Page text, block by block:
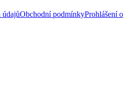
údajůObchodní podmínkyProhlášení o